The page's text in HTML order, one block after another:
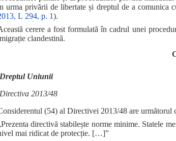
urma privării de libertate și dreptul de a comunica
L 294, p. 1).
cerere a fost formulată în cadrul unei
clandestină.
Dreptul Uniunii
Directiva 2013/48
(54) al Directivei 2013/48 are următorul
directivă stabilește norme minime. Statele
mai ridicat de protecție. […]”